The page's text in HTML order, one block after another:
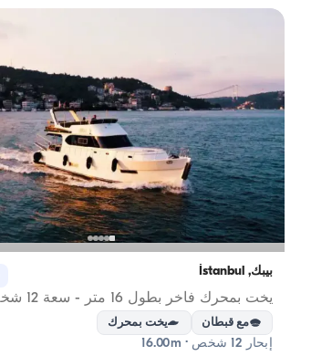
بيبك, İstanbul
مع قبطان يخت بمحرك
إبحار 12 شخص · 16.00m